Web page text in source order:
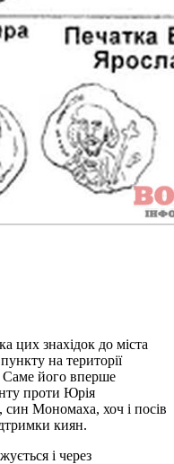
цих знахідок до міста
на території
Саме його вперше
проти Юрія
син Мономаха, хоч і посів
киян.
і через